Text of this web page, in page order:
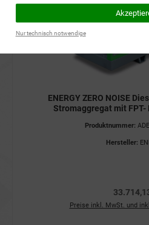
ENERGY ZERO NOISE Diesel 66 kVA
Stromaggregat mit FPT-
Produktnummer:
Hersteller:
Preise inkl. MwSt. und
Nur technisch notwendige